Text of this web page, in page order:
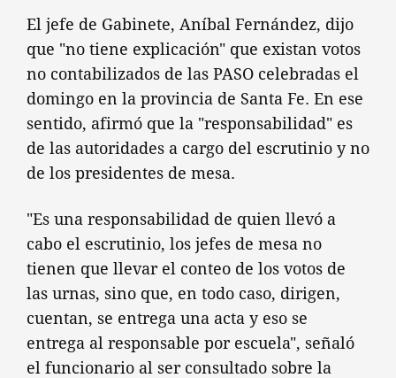
El jefe de Gabinete, Aníbal Fernández, dijo
que "no tiene explicación" que existan votos
no contabilizados de las PASO celebradas el
domingo en la provincia de Santa Fe. En ese
sentido, afirmó que la "responsabilidad" es
de las autoridades a cargo del escrutinio y no
de los presidentes de mesa.
"Es una responsabilidad de quien llevó a
cabo el escrutinio, los jefes de mesa no
tienen que llevar el conteo de los votos de
las urnas, sino que, en todo caso, dirigen,
cuentan, se entrega una acta y eso se
entrega al responsable por escuela", señaló
el funcionario al ser consultado sobre la